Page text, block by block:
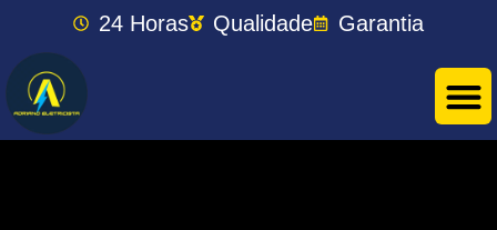
24 Horas Qualidade Garantia